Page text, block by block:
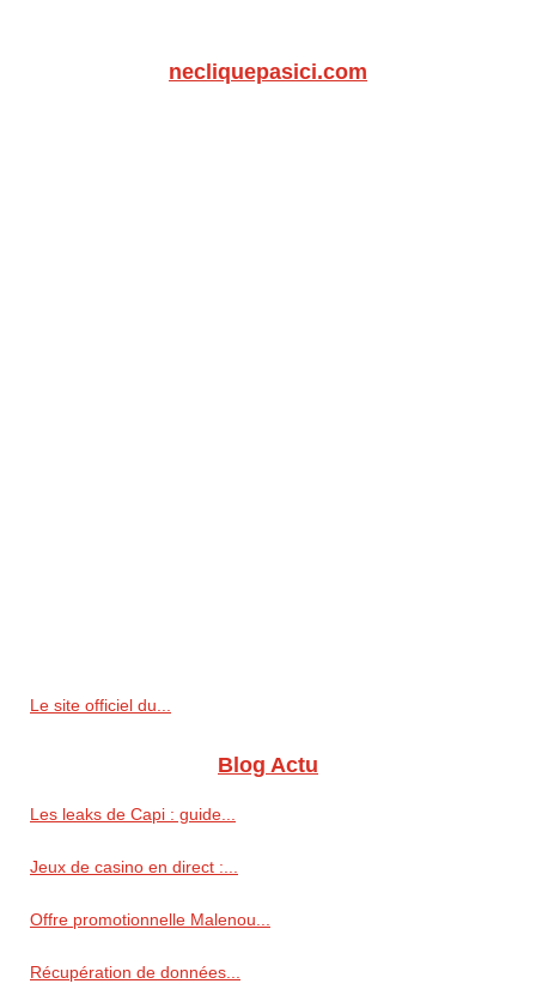
necliquepasici.com
Le site officiel du...
Blog Actu
Les leaks de Capi : guide...
Jeux de casino en direct :...
Offre promotionnelle Malenou...
Récupération de données...